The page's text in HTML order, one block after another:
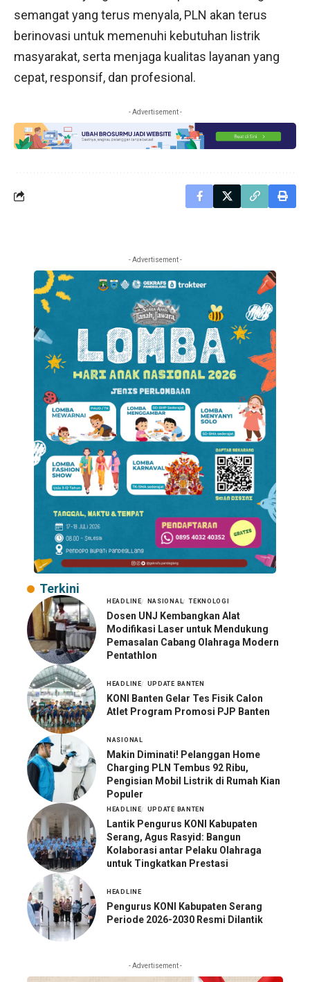
semangat yang terus menyala, PLN akan terus
berinovasi untuk memenuhi kebutuhan listrik
masyarakat, serta menjaga kualitas layanan yang
cepat, responsif, dan profesional.
- Advertisement -
- Advertisement -
Terkini
HEADLINE NASIONAL TEKNOLOGI
Dosen UNJ Kembangkan Alat
Modifikasi Laser untuk Mendukung
Pemasalan Cabang Olahraga Modern
Pentathlon
HEADLINE UPDATE BANTEN
KONI Banten Gelar Tes Fisik Calon
Atlet Program Promosi PJP Banten
NASIONAL
Makin Diminati! Pelanggan Home
Charging PLN Tembus 92 Ribu,
Pengisian Mobil Listrik di Rumah Kian
Populer
HEADLINE UPDATE BANTEN
Lantik Pengurus KONI Kabupaten
Serang, Agus Rasyid: Bangun
Kolaborasi antar Pelaku Olahraga
untuk Tingkatkan Prestasi
HEADLINE
Pengurus KONI Kabupaten Serang
Periode 2026-2030 Resmi Dilantik
- Advertisement -